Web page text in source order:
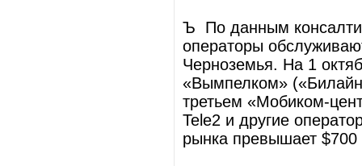
Ъ По данным
операторы
Черноземья. На 1
«Вымпелком»
третьем «Мобиком-
Tele2 и другие
рынка превышает